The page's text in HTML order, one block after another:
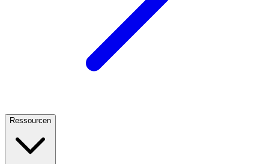
Ressourcen